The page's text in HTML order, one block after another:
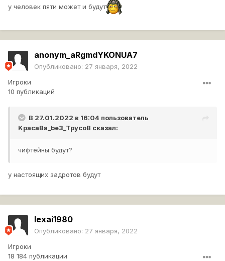
у человек пяти может и будут
anonym_aRgmdYKONUA7
Опубликовано: 27 января, 2022
Игроки
10 публикаций
В 27.01.2022 в 16:04 пользователь
KpacaBa_be3_TpycoB сказал:
чифтейны будут?
у настоящих задротов будут
lexai1980
Опубликовано: 27 января, 2022
Игроки
18 184 публикации